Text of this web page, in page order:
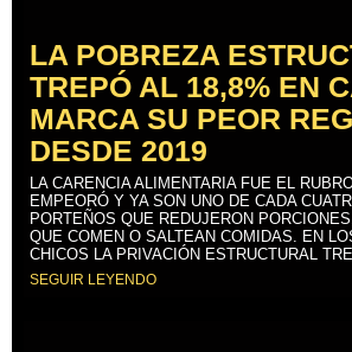
LA POBREZA
TREPÓ AL 18,8% EN
MARCA SU PEOR
DESDE 2019
LA CARENCIA ALIMENTARIA FUE EL
EMPEORÓ Y YA SON UNO DE CADA
PORTEÑOS QUE REDUJERON
QUE COMEN O SALTEAN COMIDAS. EN
CHICOS LA PRIVACIÓN ESTRUCTURAL
SEGUIR LEYENDO